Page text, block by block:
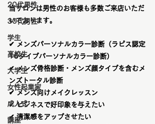
20代男性
30代男性
学生
高校生
大学生
女性起業家
成人式
講座
当サロンは男性のお客様も多数ご来店いただ
いております。
✔ メンズパーソナルカラー診断（ラピス認定
16タイプパーソナルカラー診断）
✔ メンズ骨格診断・メンズ顔タイプを含むメ
ンズトータル診断
✔ メンズ向けメイクレッスン
✔ ビジネスで好印象を与えたい
✔ 清潔感をアップさせたい